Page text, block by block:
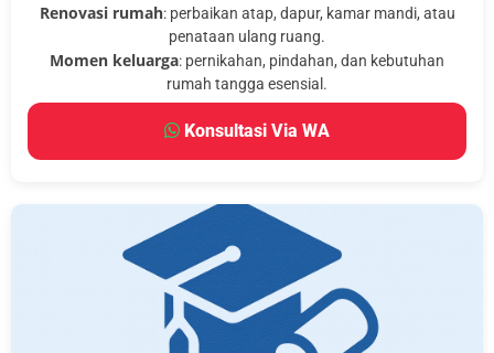
Renovasi rumah: perbaikan atap, dapur, kamar mandi, atau
penataan ulang ruang.
Momen keluarga: pernikahan, pindahan, dan kebutuhan
rumah tangga esensial.
Konsultasi Via WA